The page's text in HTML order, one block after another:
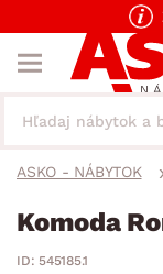
ASKO - NÁBYTOK
Komoda
ID: 545185.1